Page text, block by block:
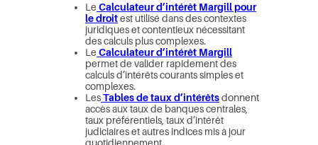
Le Calculateur d’intérêt Margill pour
le droitest utilisé dans des contextes
juridiques et contentieux nécessitant
des calculs plus complexes.
Le Calculateur d’intérêt Margill
permet de valider rapidement des
calculs d’intérêts courants simples et
complexes.
LesTables de taux d’intérêtsdonnent
accès aux taux de banques centrales,
taux préférentiels, taux d’intérêt
judiciaires et autres indices mis à jour
quotidiennement.